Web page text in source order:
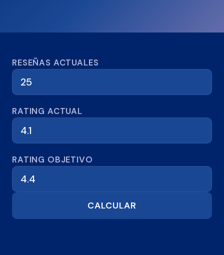
Calculadora de reseñas
RESEÑAS ACTUALES
RATING ACTUAL
RATING OBJETIVO
CALCULAR